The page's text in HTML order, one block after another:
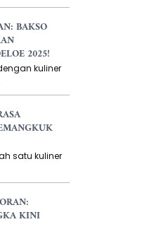
BAKSO
2025!
kuliner
satu kuliner
KINI